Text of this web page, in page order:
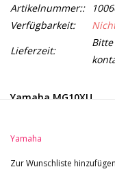
Artikelnummer::
Verfügbarkeit:
Lieferzeit:
Yamaha MG10XU
Live- und
Wer eigene
Yamaha
Zur Wunschliste hinzufügen